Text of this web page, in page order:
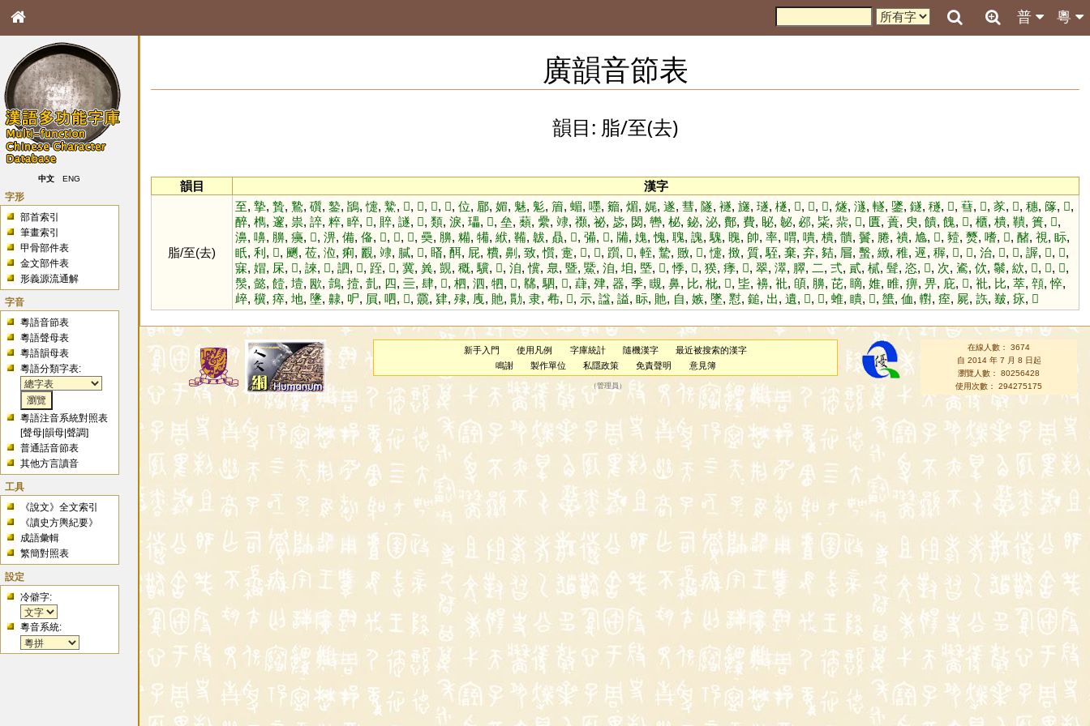
粵
普
中文 ENG
字形
部首索引
筆畫索引
甲骨部件表
金文部件表
形義源流通解
字音
粵語音節表
粵語聲母表
粵語韻母表
粵語分類字表:
粵語注音系統對照表
[聲母 |韻母 |聲調]
普通話音節表
其他方言讀音
工具
《說文》全文索引
《讀史方輿紀要》
成語彙輯
繁簡對照表
設定
冷僻字:
粵音系統:
廣韻音節表
韻目: 脂/至(去)
韻目 漢字
脂/至(去)
至, 摯, 贄, 鷙, 礩, 䥍, 鴲,懥, 䲀, 𩊝, 𩊞, 𢄢, 𡠗, 位, 郿, 媚, 魅, 鬽, 篃, 蝞, 嚜, 䉋, 煝, 娓, 遂, 彗, 隧, 襚, 旞, 璲, 檖, 𣔾, 𤓫, 𤎩, 燧, 澻, 䡵, 鐆, 鐩, 穟, 𦼯, 蔧, 𦂁, 㒸, 𥝩, 穗, 䉌, 𩏚,
醉, 檇, 邃, 祟, 誶, 粹, 睟, 𠭥, 賥, 譢, 𢢝, 類, 淚, 瓃, 𦝭, 垒, 蘱, 纍, 䇐, 禷, 祕, 毖, 閟, 轡, 柲, 鉍, 泌, 鄪, 費, 䀣, 䪐, 邲, 粊, 䉾, 𡛗, 匱, 蕢, 臾, 饋, 餽, 𦆠, 櫃, 樻, 鞼, 簣, 𩌃,
濞, 嚊, 䑄, 㿙, 𦤢, 淠, 備, 俻, 𤰇, 𤰈, 𡚤, 奰, 䑄, 糒, 犕, 絥, 鞴, 韍, 贔, 𣖾, 㣁, 𩇯, 㸢, 媿,愧, 聭, 謉, 騩, 䁛, 帥, 率, 喟, 嘳, 樻, 䯣, 䰎, 腃, 䙡, 尯, 𨌗, 豷, 燹, 嗜, 𩜼, 醏, 視, 眎,
眂, 利 , 𥝤, 䬆, 莅, 涖, 痢, 䚕, 䇐, 膩, 𦡸, 䁊, 䣵, 屁, 䊧, 劓 , 致,懫, 疐, 𢷐, 𨆫, 躓, 𨎌, 輊, 騺, 䞃, 𣱐,懥, 㨖, 質, 駤, 棄, 弃, 夡, 㞓, 蟿, 緻, 稚, 遟, 稺, 𦃘, 𩹈, 治, 𠊷, 𢴧, 謘, 𩋩, 𦥐,
寐, 媢, 杘, 𣐉, 誺, 𦥊, 訵, 𡳭, 跮, 𧩼, 冀, 兾, 覬, 穊, 驥, 𩥉, 洎,懻, 臮, 暨, 鱀, 洎, 垍, 塈, 𣽍,悸, 𠊾, 猤, 痵, 𡬄, 翠, 濢, 臎, 二, 弍, 貳, 樲, 髶, 恣, 𣣌, 次, 䳐, 佽, 䰍, 絘, 𩾔, 𧊒, 𣣌,
䯸, 懿, 饐, 㙪, 欭, 鷧, 撎, 亄, 四, 亖, 肆, 𩬶, 柶, 泗, 牭, 𧳙, 㣈, 駟, 𦞤, 蕼, 肂, 器, 季, 瞡, 鼻, 比, 枇, 𤹝, 坒, 襣, 䃾, 䫁, 䑄, 芘, 䁤, 婎, 睢, 痹, 畀, 庇, 𦸣, 䃾, 比, 萃, 顇,悴,
㱖, 䆊, 瘁, 地, 墬, 齂, 㕧, 屓, 呬, 𤡬, 䨳, 肄, 殔, 㡼, 貤, 勩, 隶, 㣇, 𥿫, 示, 諡, 謚, 眎, 貤, 自, 嫉, 墜, 懟, 鎚, 出, 遺, 𤀷, 𢣘, 蜼, 瞶, 𧔥, 䗽, 侐, 轛, 痓, 屍, 䛈, 㿷, 㽷, 𥤼
新手入門 使用凡例 字庫統計 隨機漢字
最近被搜索的漢字
鳴謝
製作單位 私隱政策 免責聲明 意見簿
（管理員 ）
在線人數： 3674
自 2014 年 7 月 8 日起
瀏覽人數： 80256428
使用次數： 294275175